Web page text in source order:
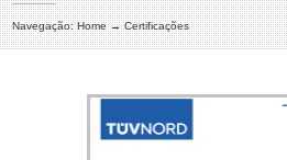
Navegação:Home → Certificações